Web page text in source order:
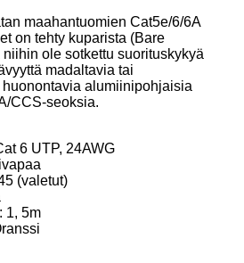
maahantuomien Cat5e/6/6A
on tehty kuparista (Bare
ole sotkettu suorituskykyä
madaltavia tai
alumiinipohjaisia
CCS-seoksia.
6 UTP, 24AWG
(valetut)
1, 5m